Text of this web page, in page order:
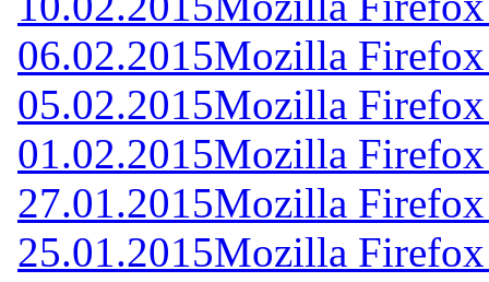
06.02.2015Mozilla
05.02.2015Mozilla
01.02.2015Mozilla
27.01.2015Mozilla
25.01.2015Mozilla